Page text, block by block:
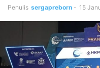
Penulis sergapreborn - 15